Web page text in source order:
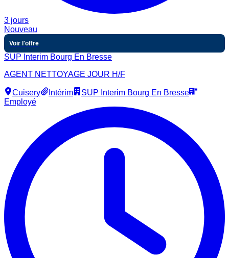
3 jours
Nouveau
Voir l'offre
SUP Interim Bourg En Bresse
AGENT NETTOYAGE JOUR H/F
Cuisery Intérim
SUP Interim Bourg En Bresse
Employé